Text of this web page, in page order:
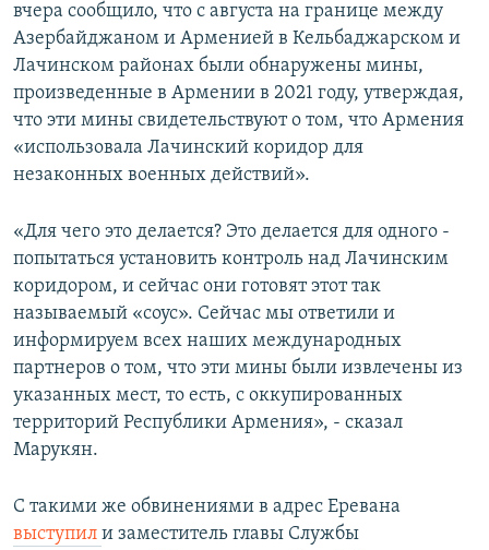
вчера сообщило, что с августа на границе между
Азербайджаном и Арменией в Кельбаджарском и
Лачинском районах были обнаружены мины,
произведенные в Армении в 2021 году, утверждая,
что эти мины свидетельствуют о том, что Армения
«использовала Лачинский коридор для
незаконных военных действий».
«Для чего это делается? Это делается для одного -
попытаться установить контроль над Лачинским
коридором, и сейчас они готовят этот так
называемый «соус». Сейчас мы ответили и
информируем всех наших международных
партнеров о том, что эти мины были извлечены из
указанных мест, то есть, с оккупированных
территорий Республики Армения», - сказал
Марукян.
С такими же обвинениями в адрес Еревана
выступил и заместитель главы Службы